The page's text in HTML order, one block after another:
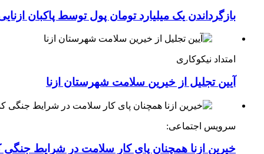
بازگرداندن یک میلیارد تومان پول توسط پاکبان
امتداد نیکوکاری
آیین تجلیل از خیرین سلامت شهرستان ازنا
سرویس اجتماعی:
خیرین ازنا همچنان پای کار سلامت در شرایط